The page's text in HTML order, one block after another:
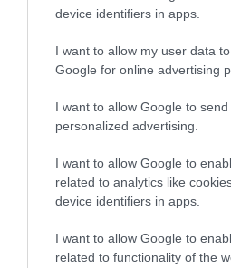
device identifiers in apps.
I want to allow my user data
Google for online advertising
I want to allow Google to send
personalized advertising.
I want to allow Google to
related to analytics like
device identifiers in apps.
I want to allow Google to
related to functionality of the